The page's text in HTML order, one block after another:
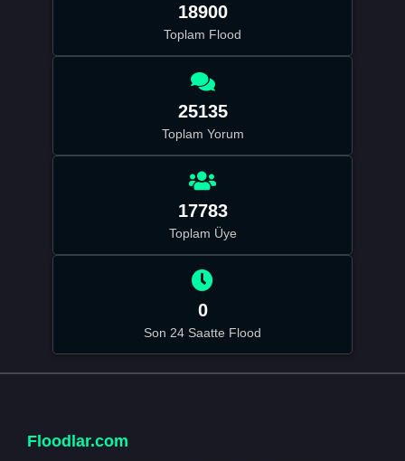
18900
Toplam Flood
25135
Toplam Yorum
17783
Toplam Üye
0
Son 24 Saatte Flood
Floodlar.com